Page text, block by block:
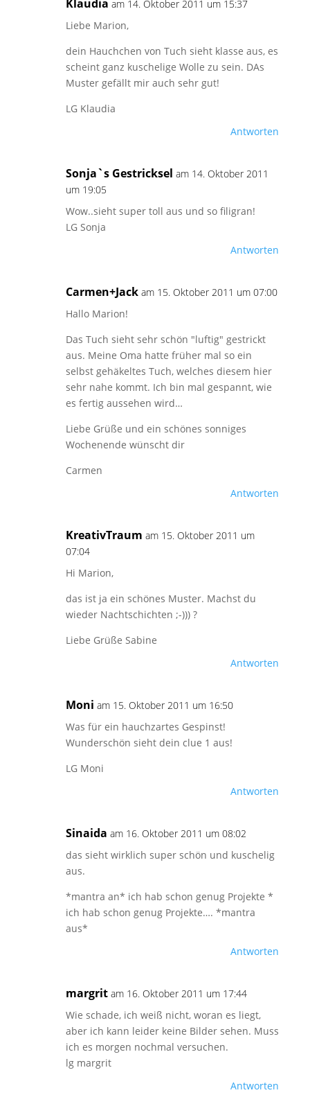
Klaudia am 14. Oktober 2011 um 15:37
Liebe Marion,
dein Hauchchen von Tuch sieht klasse aus, es
scheint ganz kuschelige Wolle zu sein. DAs
Muster gefällt mir auch sehr gut!
LG Klaudia
Antworten
Sonja`s Gestricksel am 14. Oktober 2011
um 19:05
Wow..sieht super toll aus und so filigran!
LG Sonja
Antworten
Carmen+Jack am 15. Oktober 2011 um 07:00
Hallo Marion!
Das Tuch sieht sehr schön "luftig" gestrickt
aus. Meine Oma hatte früher mal so ein
selbst gehäkeltes Tuch, welches diesem hier
sehr nahe kommt. Ich bin mal gespannt, wie
es fertig aussehen wird…
Liebe Grüße und ein schönes sonniges
Wochenende wünscht dir
Carmen
Antworten
KreativTraum am 15. Oktober 2011 um
07:04
Hi Marion,
das ist ja ein schönes Muster. Machst du
wieder Nachtschichten ;-))) ?
Liebe Grüße Sabine
Antworten
Moni am 15. Oktober 2011 um 16:50
Was für ein hauchzartes Gespinst!
Wunderschön sieht dein clue 1 aus!
LG Moni
Antworten
Sinaida am 16. Oktober 2011 um 08:02
das sieht wirklich super schön und kuschelig
aus.
*mantra an* ich hab schon genug Projekte *
ich hab schon genug Projekte…. *mantra
aus*
Antworten
margrit am 16. Oktober 2011 um 17:44
Wie schade, ich weiß nicht, woran es liegt,
aber ich kann leider keine Bilder sehen. Muss
ich es morgen nochmal versuchen.
lg margrit
Antworten